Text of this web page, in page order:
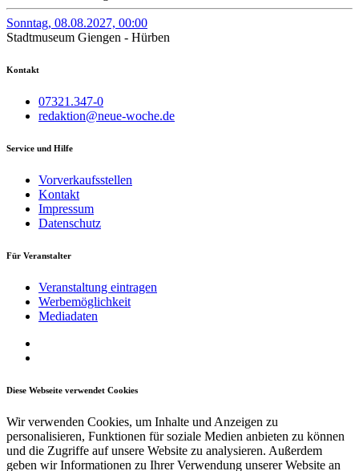
Sonntag, 08.08.2027, 00:00
Stadtmuseum Giengen - Hürben
Kontakt
07321.347-0
redaktion@neue-woche.de
Service und Hilfe
Vorverkaufsstellen
Kontakt
Impressum
Datenschutz
Für Veranstalter
Veranstaltung eintragen
Werbemöglichkeit
Mediadaten
Diese Webseite verwendet Cookies
Wir verwenden Cookies, um Inhalte und Anzeigen zu
personalisieren, Funktionen für soziale Medien anbieten zu können
und die Zugriffe auf unsere Website zu analysieren. Außerdem
geben wir Informationen zu Ihrer Verwendung unserer Website an